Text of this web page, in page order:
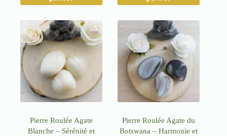
Pierre Roulée Agate
Blanche – Sérénité et
Pierre Roulée Agate du
Botswana – Harmonie et